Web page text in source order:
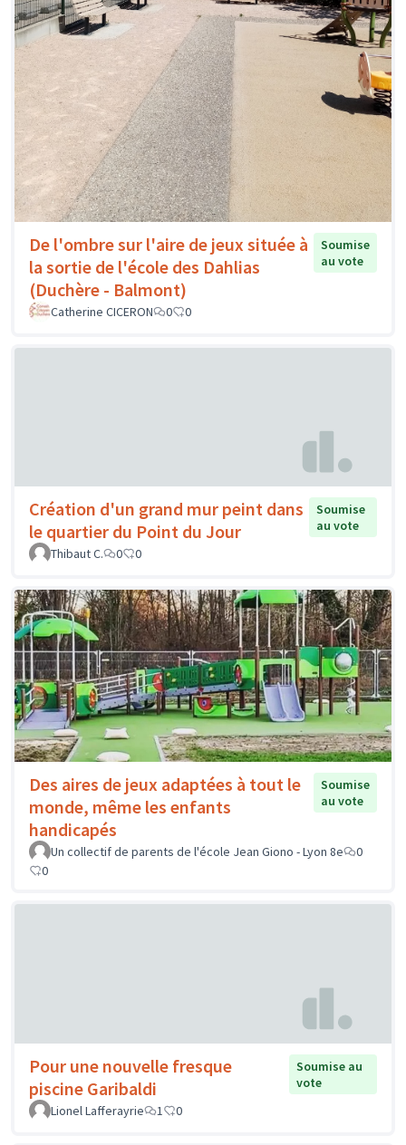
De l'ombre sur l'aire de jeux située à
la sortie de l'école des Dahlias
(Duchère - Balmont)
Soumise
au vote
Catherine CICERON 0 0
Création d'un grand mur peint dans
le quartier du Point du Jour
Soumise
au vote
Thibaut C.
0 0
Des aires de jeux adaptées à tout le
monde, même les enfants
handicapés
Soumise
au vote
Un collectif de parents de l'école Jean Giono - Lyon 8e
0
0
Pour une nouvelle fresque
piscine Garibaldi
Soumise au
vote
Lionel Lafferayrie
1 0